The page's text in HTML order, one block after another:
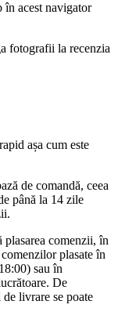
în acest navigator
fotografii la recenzia
așa cum este
de comandă, ceea
până la 14 zile
plasarea comenzii, în
plasate în
sau în
De
livrare se poate